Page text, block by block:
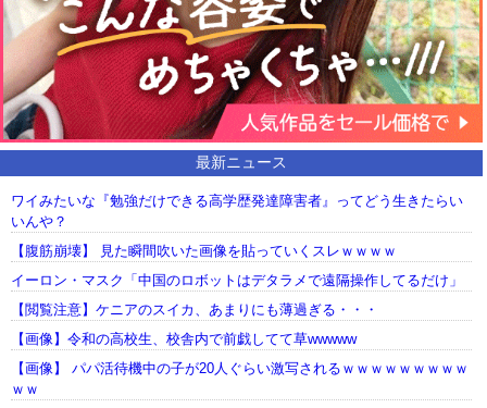
最新ニュース
ワイみたいな『勉強だけできる高学歴発達障害者』ってどう生きたらい
いんや？
【腹筋崩壊】 見た瞬間吹いた画像を貼っていくスレｗｗｗｗ
イーロン・マスク「中国のロボットはデタラメで遠隔操作してるだけ」
【閲覧注意】ケニアのスイカ、あまりにも薄過ぎる・・・
【画像】令和の高校生、校舎内で前戯してて草wwwww
【画像】 パパ活待機中の子が20人ぐらい激写されるｗｗｗｗｗｗｗｗｗ
ｗｗ